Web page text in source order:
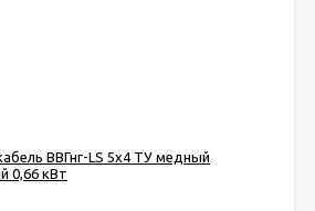
ВВГнг-LS 5х4 ТУ медный
0,66 кВт